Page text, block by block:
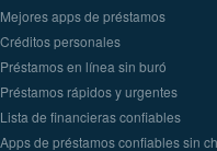
Mejores apps de préstamos
Créditos personales
Préstamos en línea sin buró
Préstamos rápidos y urgentes
Lista de financieras confiables
Apps de préstamos confiables sin